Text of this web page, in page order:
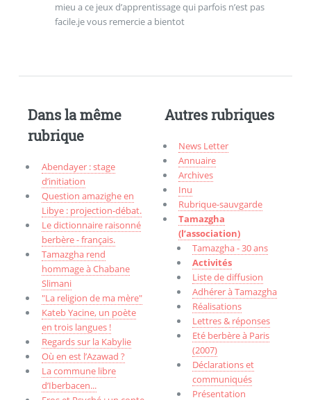
mieu a ce jeux d’apprentissage qui parfois n’est pas
facile.je vous remercie a bientot
Dans la même
rubrique
Abendayer : stage
d’initiation
Question amazighe en
Libye : projection-débat.
Le dictionnaire raisonné
berbère - français.
Tamazgha rend
hommage à Chabane
Slimani
"La religion de ma mère"
Kateb Yacine, un poète
en trois langues !
Regards sur la Kabylie
Où en est l’Azawad ?
La commune libre
d’Iberbacen...
Autres rubriques
News Letter
Annuaire
Archives
Inu
Rubrique-sauvgarde
Tamazgha
(l’association)
Tamazgha - 30 ans
Activités
Liste de diffusion
Adhérer à Tamazgha
Réalisations
Lettres & réponses
Eté berbère à Paris
(2007)
Déclarations et
communiqués
Présentation